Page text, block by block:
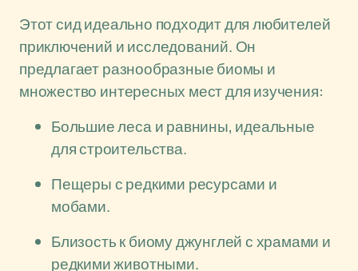
Этот сид идеально подходит для любителей
приключений и исследований. Он
предлагает разнообразные биомы и
множество интересных мест для изучения:
Большие леса и равнины, идеальные
для строительства.
Пещеры с редкими ресурсами и
мобами.
Близость к биому джунглей с храмами и
редкими животными.